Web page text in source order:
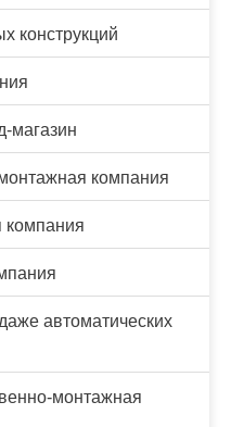
конструкций
магазин
компания
компания
автоматических
монтажная